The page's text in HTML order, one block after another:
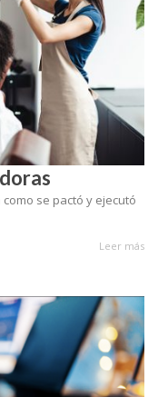
se pactó y ejecutó
Leer más